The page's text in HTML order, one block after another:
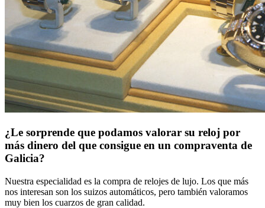
¿Le sorprende que podamos valorar su reloj por
más dinero del que consigue en un compraventa de
Galicia?
Nuestra especialidad es la compra de relojes de lujo. Los que más
nos interesan son los suizos automáticos, pero también valoramos
muy bien los cuarzos de gran calidad.